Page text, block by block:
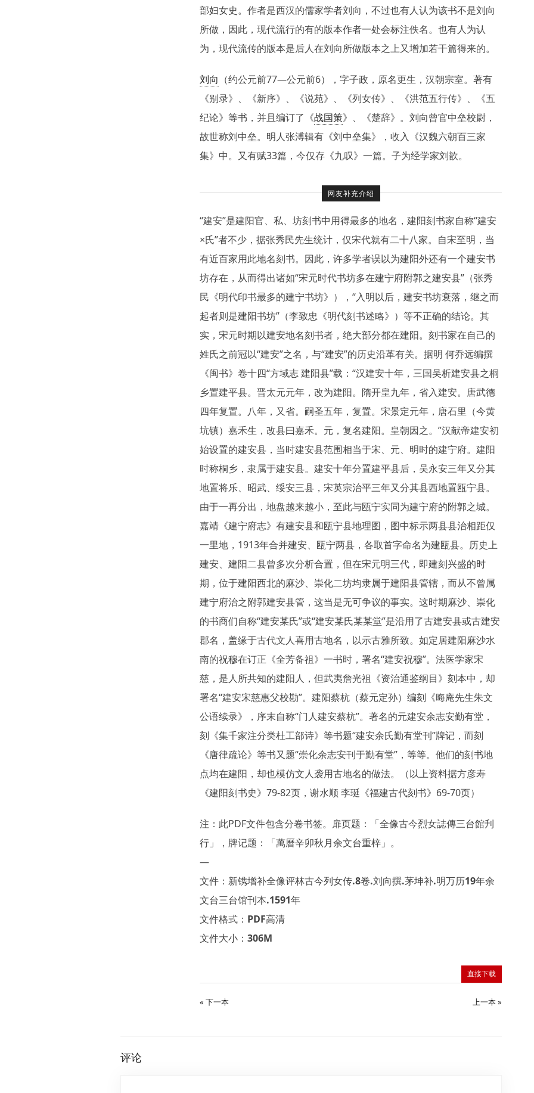
部妇女史。作者是西汉的儒家学者刘向，不过也有人认为该书不是刘向
所做，因此，现代流行的有的版本作者一处会标注佚名。也有人为认
为，现代流传的版本是后人在刘向所做版本之上又增加若干篇得来的。
刘向 （约公元前77—公元前6），字子政，原名更生，汉朝宗室。著有
《别录》、《新序》、《说苑》、《列女传》、《洪范五行传》、《五
纪论》等书，并且编订了《战国策》、《楚辞》。刘向曾官中垒校尉，
故世称刘中垒。明人张溥辑有《刘中垒集》，收入《汉魏六朝百三家
集》中。又有赋33篇，今仅存《九叹》一篇。子为经学家刘歆。
网友补充介绍
“建安”是建阳官、私、坊刻书中用得最多的地名，建阳刻书家自称“建安
×氏”者不少，据张秀民先生统计，仅宋代就有二十八家。自宋至明，当
有近百家用此地名刻书。因此，许多学者误以为建阳外还有一个建安书
坊存在，从而得出诸如“宋元时代书坊多在建宁府附郭之建安县”（张秀
民《明代印书最多的建宁书坊》），“入明以后，建安书坊衰落，继之而
起者则是建阳书坊”（李致忠《明代刻书述略》）等不正确的结论。其
实，宋元时期以建安地名刻书者，绝大部分都在建阳。刻书家在自己的
姓氏之前冠以“建安”之名，与“建安”的历史沿革有关。据明 何乔远编撰
《闽书》卷十四“方域志 建阳县”载：“汉建安十年，三国吴析建安县之桐
乡置建平县。晋太元元年，改为建阳。隋开皇九年，省入建安。唐武德
四年复置。八年，又省。嗣圣五年，复置。宋景定元年，唐石里（今黄
坑镇）嘉禾生，改县曰嘉禾。元，复名建阳。皇朝因之。”汉献帝建安初
始设置的建安县，当时建安县范围相当于宋、元、明时的建宁府。建阳
时称桐乡，隶属于建安县。建安十年分置建平县后，吴永安三年又分其
地置将乐、昭武、绥安三县，宋英宗治平三年又分其县西地置瓯宁县。
由于一再分出，地盘越来越小，至此与瓯宁实同为建宁府的附郭之城。
嘉靖《建宁府志》有建安县和瓯宁县地理图，图中标示两县县治相距仅
一里地，1913年合并建安、瓯宁两县，各取首字命名为建瓯县。历史上
建安、建阳二县曾多次分析合置，但在宋元明三代，即建刻兴盛的时
期，位于建阳西北的麻沙、崇化二坊均隶属于建阳县管辖，而从不曾属
建宁府治之附郭建安县管，这当是无可争议的事实。这时期麻沙、崇化
的书商们自称“建安某氏”或“建安某氏某某堂”是沿用了古建安县或古建安
郡名，盖缘于古代文人喜用古地名，以示古雅所致。如定居建阳麻沙水
南的祝穆在订正《全芳备祖》一书时，署名“建安祝穆”。法医学家宋
慈，是人所共知的建阳人，但武夷詹光祖《资治通鉴纲目》刻本中，却
署名“建安宋慈惠父校勘”。建阳蔡杭（蔡元定孙）编刻《晦庵先生朱文
公语续录》，序末自称“门人建安蔡杭”。著名的元建安余志安勤有堂，
刻《集千家注分类杜工部诗》等书题“建安余氏勤有堂刊”牌记，而刻
《唐律疏论》等书又题“崇化余志安刊于勤有堂”，等等。他们的刻书地
点均在建阳，却也模仿文人袭用古地名的做法。（以上资料据方彦寿
《建阳刻书史》79-82页，谢水顺 李珽《福建古代刻书》69-70页）
注：此PDF文件包含分卷书签。扉页题：「全像古今烈女誌傳三台館刋
行」，牌记题：「萬曆辛卯秋月余文台重梓」。
—
文件：新镌增补全像评林古今列女传.8卷.刘向撰.茅坤补.明万历19年余
文台三台馆刊本.1591年
文件格式：PDF高清
文件大小：306M
直接下载
« 下一本 上一本 »
评论